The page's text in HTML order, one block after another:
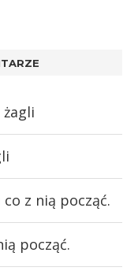
żagli
z nią począć.
począć.